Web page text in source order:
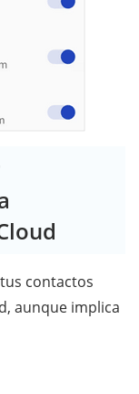
contactos
aunque implica